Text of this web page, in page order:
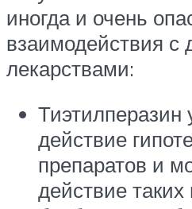
иногда и очень
взаимодействия с
лекарствами:
Тиэтилперазин
действие
препаратов и
действие таких